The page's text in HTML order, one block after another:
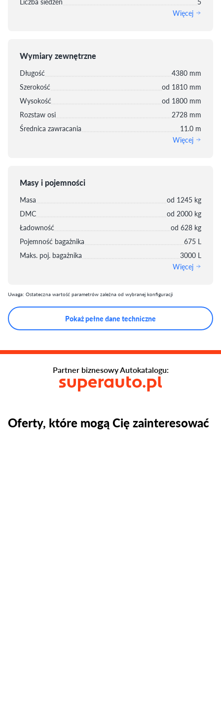
Więcej
Wymiary zewnętrzne
Długość
4380 mm
Szerokość
od 1810 mm
Wysokość
od 1800 mm
Rozstaw osi
2728 mm
Średnica zawracania
11.0 m
Więcej
Masy i pojemności
Masa
od 1245 kg
DMC
od 2000 kg
Ładowność
od 628 kg
Pojemność bagażnika
675 L
Maks. poj. bagażnika
3000 L
Więcej
Uwaga: Ostateczna wartość parametrów zależna od wybranej konfiguracji
Pokaż pełne dane techniczne
Oferty, które mogą Cię zainteresować
Partner biznesowy Autokatalogu: